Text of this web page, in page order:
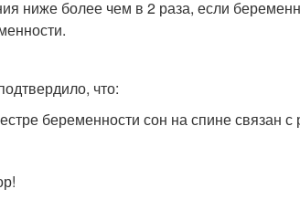
ниже более чем в 2 раза, если
что:
беременности сон на спине связан